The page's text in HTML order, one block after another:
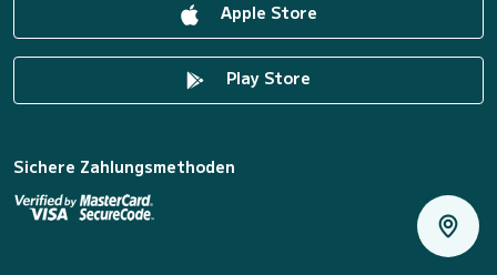
Apple Store
Play Store
Sichere Zahlungsmethoden